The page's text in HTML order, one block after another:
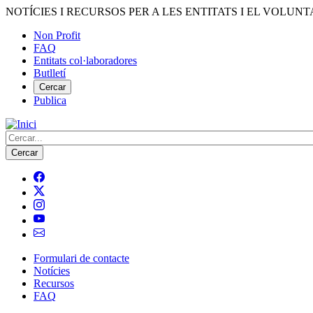
Vés
contingut
NOTÍCIES I RECURSOS PER A LES ENTITATS I EL
Menú
del
compte
d'usuari
Non Profit
FAQ
Entitats col·laboradores
Butlletí
Cercar
Publica
Cerca
Navegació
principal
Formulari de contacte
Notícies
Recursos
FAQ